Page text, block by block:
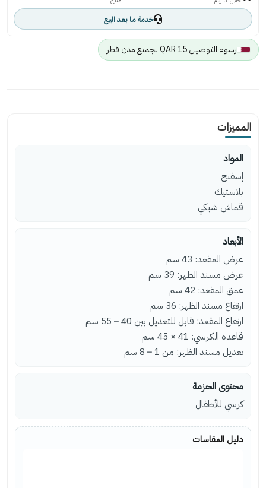
خدمة ما بعد البيع
رسوم التوصيل 15 QAR لجميع مدن قطر
المميزات
المواد
إسفنج
بلاستيك
قماش شبكي
الأبعاد
عرض المقعد: 43 سم
عرض مسند الظهر: 39 سم
عمق المقعد: 42 سم
ارتفاع مسند الظهر: 36 سم
ارتفاع المقعد: قابل للتعديل بين 40 – 55 سم
قاعدة الكرسي: 41 × 45 سم
تعديل مسند الظهر: من 1 – 8 سم
محتوى الحزمة
كرسي للأطفال
دليل المقاسات